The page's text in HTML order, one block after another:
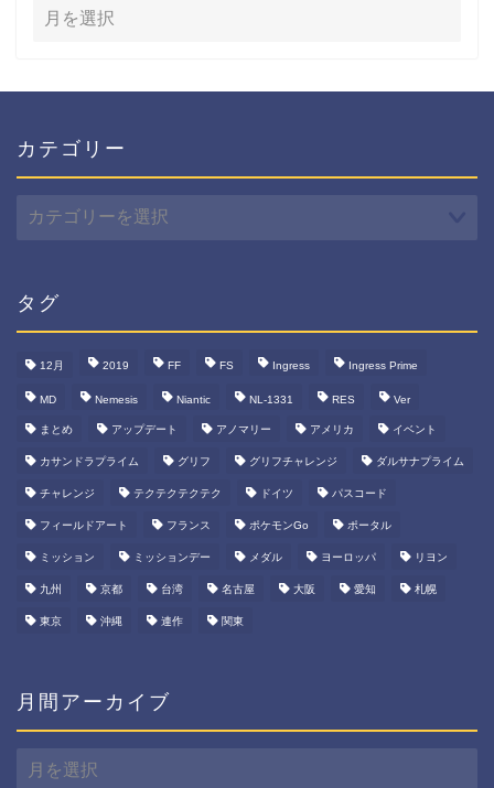
カテゴリー
テ
ー
タグ
12月 2019 FF FS Ingress Ingress Prime
MD Nemesis Niantic NL-1331 RES Ver
まとめ アップデート アノマリー アメリカ イベント
カサンドラプライム グリフ グリフチャレンジ ダルサナプライム
チャレンジ テクテクテクテク ドイツ パスコード
フィールドアート フランス ポケモンGo ポータル
ミッション ミッションデー メダル ヨーロッパ リヨン
九州 京都 台湾 名古屋 大阪 愛知 札幌
東京 沖縄 連作 関東
月間アーカイブ
間